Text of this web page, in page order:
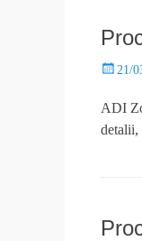
21/
ADI
detalii,